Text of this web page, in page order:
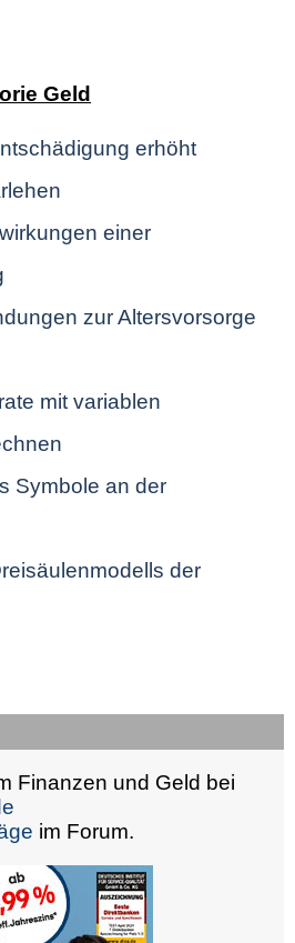
Geld
erhöht
einer
zur Altersvorsorge
mit variablen
Symbole an der
der
Finanzen und Geld bei
im Forum.